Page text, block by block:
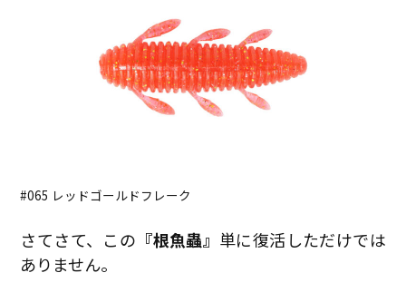
#065 レッドゴールドフレーク
さてさて、この 『根魚蟲』 単に復活しただけでは
ありません。